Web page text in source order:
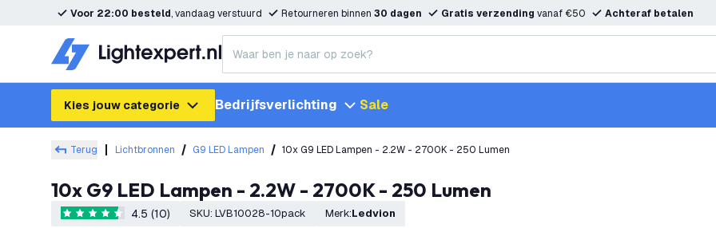
Voor 22:00 besteld, vandaag verstuurd Retourneren binnen 30 dagen Gratis verzending vanaf €50 Achteraf betalen
Kies jouw categorie Bedrijfsverlichting Sale
Terug Lichtbronnen G9 LED Lampen 10x G9 LED Lampen - 2.2W - 2700K - 250 Lumen
10x G9 LED Lampen - 2.2W - 2700K - 250 Lumen
4.5 score sterren4.5 (10) SKU: LVB10028-10pack Merk: Ledvion